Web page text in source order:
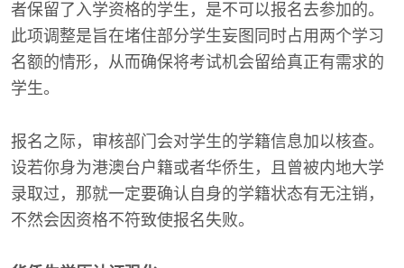
者保留了入学资格的学生，是不可以报名去参加的。
此项调整是旨在堵住部分学生妄图同时占用两个学习
名额的情形，从而确保将考试机会留给真正有需求的
学生。
报名之际，审核部门会对学生的学籍信息加以核查。
设若你身为港澳台户籍或者华侨生，且曾被内地大学
录取过，那就一定要确认自身的学籍状态有无注销，
不然会因资格不符致使报名失败。